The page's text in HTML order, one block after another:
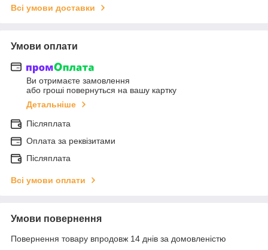
Всі умови доставки
Умови оплати
Ви отримаєте замовлення
або гроші повернуться на вашу картку
Детальніше
Післяплата
Оплата за реквізитами
Післяплата
Всі умови оплати
Умови повернення
Повернення товару впродовж 14 днів за домовленістю